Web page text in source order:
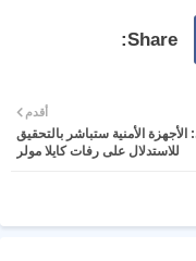
أقدم
الأجهزة الأمنية ستباشر بالتحقيق
للاستدلال على رفات كايلا مولر